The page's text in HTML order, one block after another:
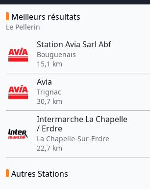
Meilleurs résultats
Le Pellerin
Station Avia Sarl Abf
Bouguenais
15,1 km
Avia
Trignac
30,7 km
Intermarche La Chapelle
/ Erdre
La Chapelle-Sur-Erdre
22,7 km
Autres Stations